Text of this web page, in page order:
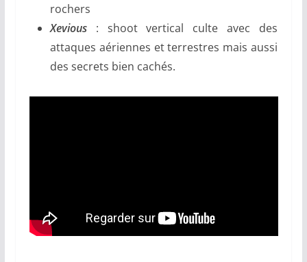
rochers
Xevious: shoot vertical culte avec des
attaques aériennes et terrestres mais aussi
des secrets bien cachés.